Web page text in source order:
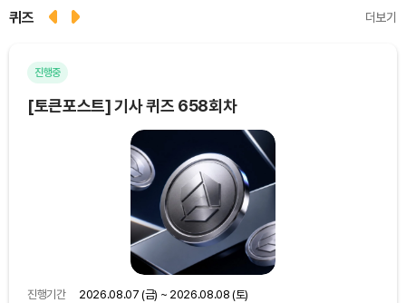
퀴즈 더보기
진행중
[토큰포스트] 기사 퀴즈 658회차
진행기간
2026.08.07 (금) ~ 2026.08.08 (토)